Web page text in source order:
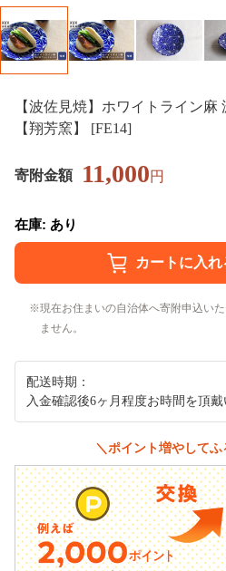
【波佐見焼】ホワイトライン麻
【翔芳窯】 [FE14]
寄附金額 11,000円
在庫: あり
現在お住まいの自治体へ寄附申込い
ません。
配送時期：
入金確認後6ヶ月程度お時間を頂戴
＼ポイント増やして